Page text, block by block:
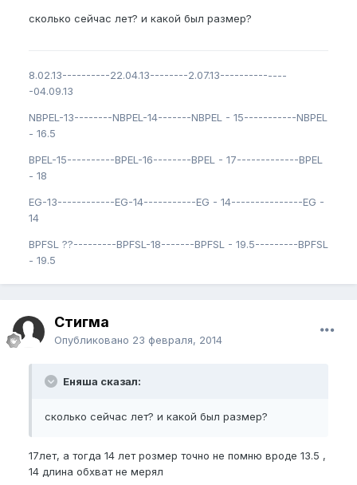
сколько сейчас лет? и какой был размер?
8.02.13----------22.04.13--------2.07.13--------------
-04.09.13
NBPEL-13--------NBPEL-14-------NBPEL - 15-----------NBPEL
- 16.5
BPEL-15----------BPEL-16--------BPEL - 17-------------BPEL
- 18
EG-13------------EG-14-----------EG - 14---------------EG -
14
BPFSL ??---------BPFSL-18-------BPFSL - 19.5---------BPFSL
- 19.5
Стигма
Опубликовано 23 февраля, 2014
Еняша сказал:
сколько сейчас лет? и какой был размер?
17лет, а тогда 14 лет розмер точно не помню вроде 13.5 ,
14 длина обхват не мерял